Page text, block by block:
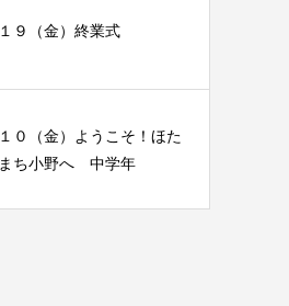
９（金）終業式
０（金）ようこそ！ほた
ち小野へ 中学年